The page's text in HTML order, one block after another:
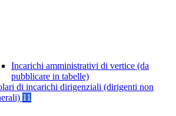
Incarichi amministrativi di vertice (da
pubblicare in tabelle)
di incarichi dirigenziali (dirigenti non
11